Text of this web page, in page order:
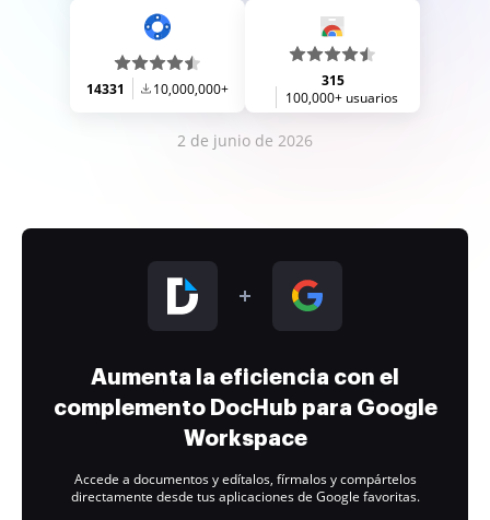
14331 10,000,000+
315
100,000+ usuarios
2 de junio de 2026
Aumenta la eficiencia con el
complemento DocHub para Google
Workspace
Accede a documentos y edítalos, fírmalos y compártelos
directamente desde tus aplicaciones de Google favoritas.